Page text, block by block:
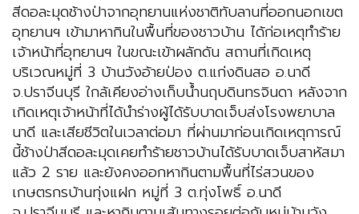
สีดอละมุดช้างป่าจากอุทยานแห่งชาติทับลานที่ออกนอกเขต
อุทยานฯ เข้ามาหากินในพื้นที่ของชาวบ้าน ได้ก่อเหตุทำร้าย
เจ้าหน้าที่อุทยานฯ ในขณะเข้าผลักดัน สถานที่เกิดเหตุ
บริเวณหมู่ที่ 3 บ้านวังอ้ายป่อง ต.แก่งดินสอ อ.นาดี
จ.ปราจีนบุรี ใกล้เคียงอ่างเก็บน้ำนฤบดินทรจินดา หลังจาก
เกิดเหตุเจ้าหน้าที่ได้นำร่างผู้ได้รับบาดเจ็บส่งโรงพยาบาล
นาดี และเสียชีวิตในเวลาต่อมา ที่ผ่านมาก่อนเกิดเหตุการณ์
นี้ช้างป่าสีดอละมุดเคยทำร้ายชาวบ้านได้รับบาดเจ็บสาหัสมา
แล้ว 2 ราย และยังคงออกหากินตามพื้นที่ไร่สวนของ
เกษตรกรบ้านทุ่งแฝก หมู่ที่ 3 ต.ทุ่งโพธิ์ อ.นาดี